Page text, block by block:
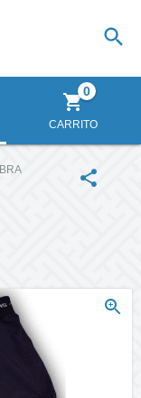
CARRITO
0